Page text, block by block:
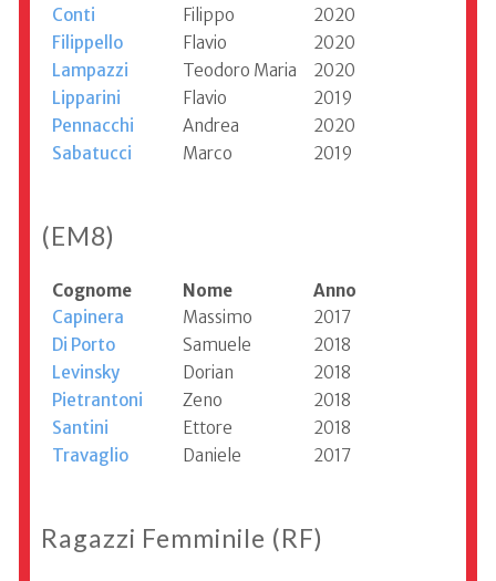
Conti
Filippo
2020
Filippello
Flavio
2020
Lampazzi
Teodoro Maria
2020
Lipparini
Flavio
2019
Pennacchi
Andrea
2020
Sabatucci
Marco 2019
(EM8)
Cognome Nome
Anno
Capinera
Massimo
2017
Di Porto
Samuele
2018
Levinsky
Dorian
2018
Pietrantoni
Zeno
2018
Santini
Ettore
2018
Travaglio
Daniele 2017
Ragazzi Femminile (RF)